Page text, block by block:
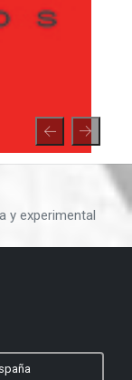
y experimental